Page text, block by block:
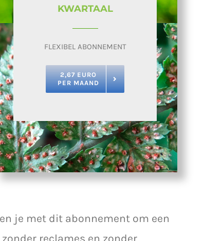
KWARTAAL
FLEXIBEL ABONNEMENT
2,67 EURO
PER MAAND
je met dit abonnement om een
reclames en zonder